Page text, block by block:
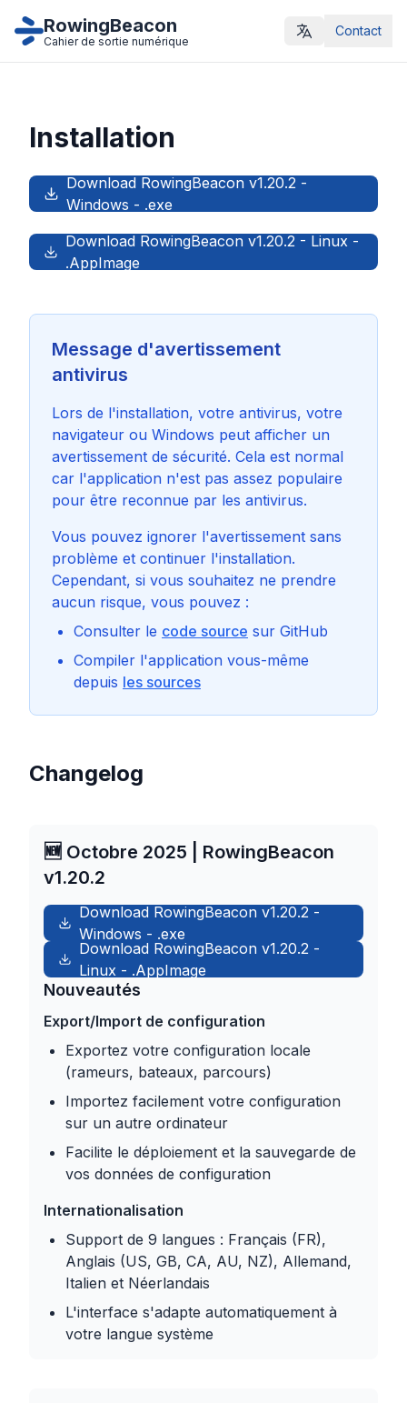
RowingBeacon
Cahier de sortie numérique
Contact
Installation
Download RowingBeacon v1.20.2-
Windows - .exe
Download RowingBeacon v1.20.2 - Linux -
.AppImage
Message d'avertissement
antivirus
Lors de l'installation, votre antivirus, votre
navigateur ou Windows peut afficher un
avertissement de sécurité. Cela est normal
car l'application n'est pas assez populaire
pour être reconnue par les antivirus.
Vous pouvez ignorer l'avertissement sans
problème et continuer l'installation.
Cependant, si vous souhaitez ne prendre
aucun risque, vous pouvez :
Consulter le code source sur GitHub
Compiler l'application vous-même
depuis les sources
Changelog
🆕 Octobre 2025 | RowingBeacon
v1.20.2
Download RowingBeaconv1.20.2 -
Windows - .exe
Download RowingBeacon v1.20.2-
Linux- .AppImage
Nouveautés
Export/Import de configuration
Exportez votre configuration locale
(rameurs, bateaux, parcours)
Importez facilement votre configuration
sur un autre ordinateur
Facilite le déploiement et la sauvegarde de
vos données de configuration
Internationalisation
Support de 9 langues : Français (FR),
Anglais (US, GB, CA, AU, NZ), Allemand,
Italien et Néerlandais
L'interface s'adapte automatiquement à
votre langue système